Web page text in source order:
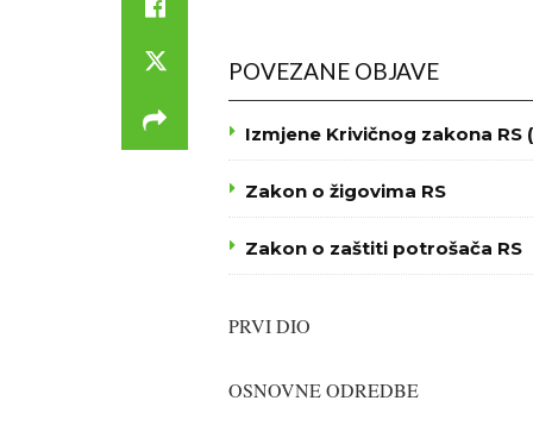
POVEZANE OBJAVE
Izmjene Krivičnog zakona
Zakon o žigovima RS
Zakon o zaštiti potrošača RS
PRVI DIO
OSNOVNE ODREDBE